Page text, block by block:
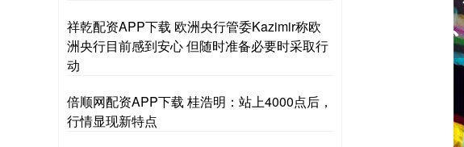
祥乾配资APP下载 欧洲央行管委Kazimir称欧
洲央行目前感到安心 但随时准备必要时采取行
动
倍顺网配资APP下载 桂浩明：站上4000点后，
行情显现新特点